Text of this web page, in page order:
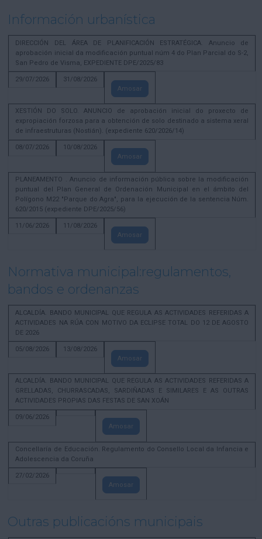
Información urbanística
DIRECCIÓN DEL ÁREA DE PLANIFICACIÓN ESTRATÉGICA. Anuncio de
aprobación inicial da modificación puntual núm 4 do Plan Parcial do S-2,
San Pedro de Visma, EXPEDIENTE DPE/2025/83
29/07/2026
31/08/2026
Amosar
XESTIÓN DO SOLO. ANUNCIO de aprobación inicial do proxecto de
expropiación forzosa para a obtención de solo destinado a sistema xeral
de infraestruturas (Nostián). (expediente 620/2026/14)
08/07/2026
10/08/2026
Amosar
PLANEAMENTO . Anuncio de información pública sobre la modificación
puntual del Plan General de Ordenación Municipal en el ámbito del
Polígono M22 "Parque do Agra", para la ejecución de la sentencia Núm.
620/2015 (expediente DPE/2025/56)
11/06/2026
11/08/2026
Amosar
Normativa municipal:regulamentos,
bandos e ordenanzas
ALCALDÍA. BANDO MUNICIPAL QUE REGULA AS ACTIVIDADES REFERIDAS A
ACTIVIDADES NA RÚA CON MOTIVO DA ECLIPSE TOTAL DO 12 DE AGOSTO
DE 2026
05/08/2026
13/08/2026
Amosar
ALCALDÍA. BANDO MUNICIPAL QUE REGULA AS ACTIVIDADES REFERIDAS A
GRELLADAS, CHURRASCADAS, SARDIÑADAS E SIMILARES E AS OUTRAS
ACTIVIDADES PROPIAS DAS FESTAS DE SAN XOÁN
09/06/2026
Amosar
Concellaría de Educación. Regulamento do Consello Local da Infancia e
Adolescencia da Coruña
27/02/2026
Amosar
Outras publicacións municipais